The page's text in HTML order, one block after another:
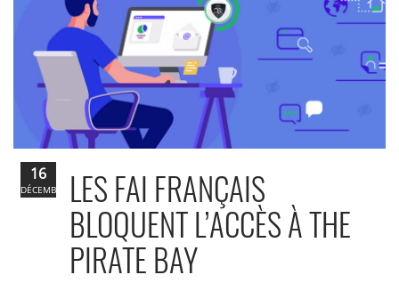
LES FAI FRANÇAIS
BLOQUENT L’ACCÈS À THE
PIRATE BAY
16
DÉCEMBRE